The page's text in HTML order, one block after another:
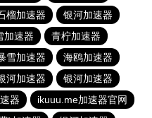
榴加速器
银河加速器
加速器
青柠加速器
雪加速器
海鸥加速器
河加速器
银河加速器
器
ikuuu.me加速器官网